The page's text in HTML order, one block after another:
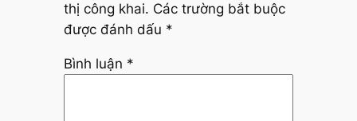
thị công khai. Các trường bắt buộc
được đánh dấu *
Bình luận *